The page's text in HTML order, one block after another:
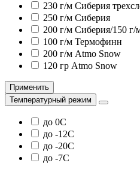
230 г/м Сиберия
250 г/м Сиберия
200 г/м Сиберия/150 г/
100 г/м Термофинн
200 г/м Atmo Snow
120 гр Atmo Snow
Применить
Температурный режим
до 0С
до -12С
до -20С
до -7С